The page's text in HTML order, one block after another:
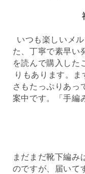
いつも楽しいメ
た、丁寧で素早い
を読んで購入した
りもあります。
さもたっぷりあっ
案中です。「手編
まだまだ靴下編み
のですが、届いて